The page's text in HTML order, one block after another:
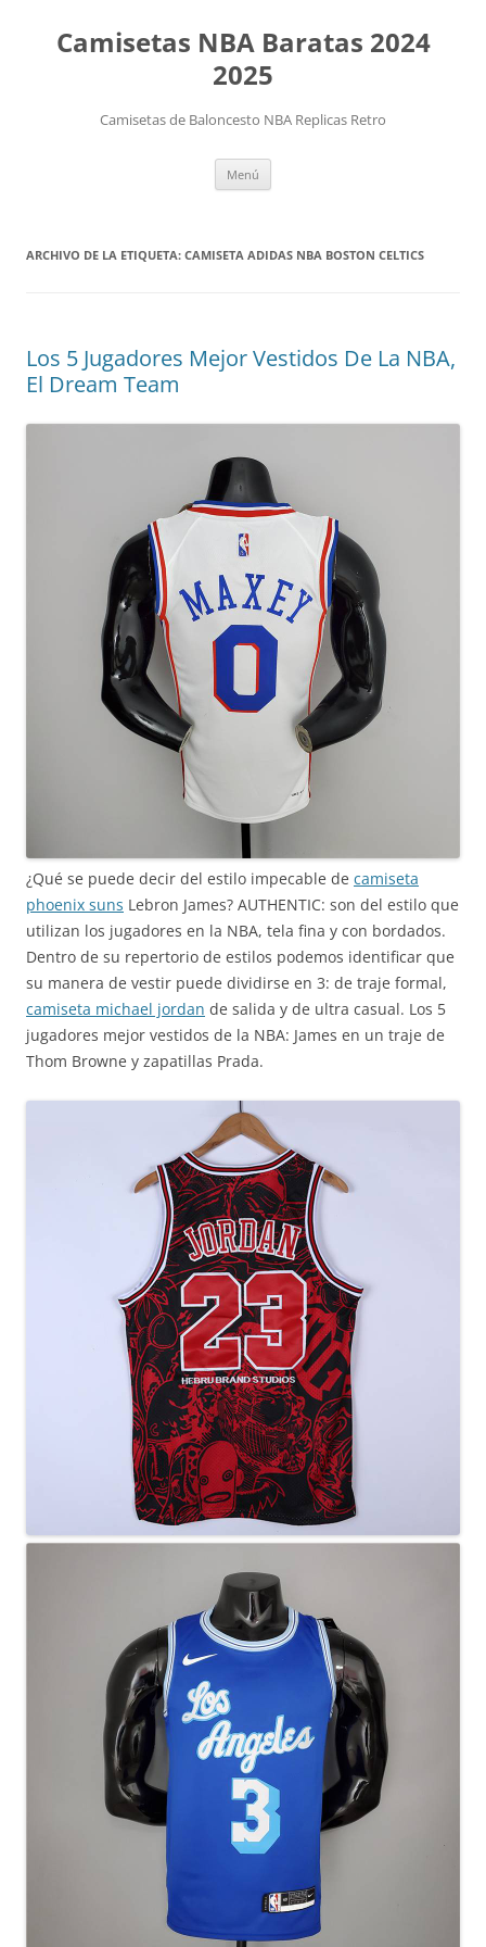
Camisetas NBA Baratas 2024
2025
Camisetas de Baloncesto NBA Replicas Retro
Menú
ARCHIVO DE LA ETIQUETA: CAMISETA ADIDAS NBA BOSTON CELTICS
Los 5 Jugadores Mejor Vestidos De La NBA,
El Dream Team
¿Qué se puede decir del estilo impecable de camiseta
phoenix suns Lebron James? AUTHENTIC: son del estilo que
utilizan los jugadores en la NBA, tela fina y con bordados.
Dentro de su repertorio de estilos podemos identificar que
su manera de vestir puede dividirse en 3: de traje formal,
camiseta michael jordan de salida y de ultra casual. Los 5
jugadores mejor vestidos de la NBA: James en un traje de
Thom Browne y zapatillas Prada.